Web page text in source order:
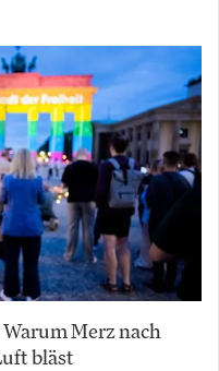
Merz nach
bläst